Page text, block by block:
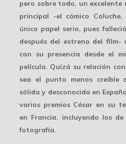
pero sobre todo, un
principal -el cómico
único papel serio, pues
después del estreno del
con su presencia desde el
película. Quizá su relación
sea el punto menos creíble
sólida y desconocida en
varios premios César en su
en Francia, incluyendo los
fotografía.